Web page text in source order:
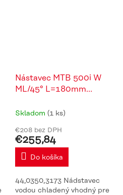
Nástavec MTB 500i W
ML/45° L=180mm
Skladom (1 ks)
€208 bez DPH
€255,84
Do košíka
44,0350,3173 Nádstavec
vodou chladený vhodný pre